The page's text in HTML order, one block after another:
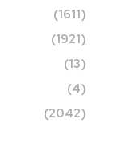
(1611)
(1921)
(13)
(4)
(2042)